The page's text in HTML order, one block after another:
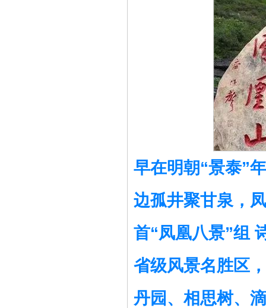
早在明朝“景泰”
边孤井聚甘泉，
首“凤凰八景”组
省级风景名胜区
丹园、相思树、